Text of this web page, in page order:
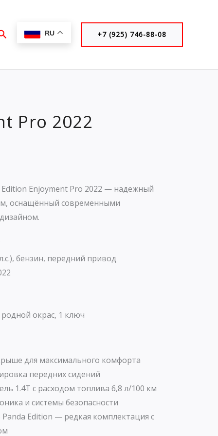
RU +7 (925) 746-88-08
Pro 2022
Edition Enjoyment Pro 2022 — надежный
оснащённый современными
бензин, передний привод
окрас, 1 ключ
для максимального комфорта
передних сидений
1.4T с расходом топлива 6,8 л/100 км
и системы безопасности
Edition — редкая комплектация с